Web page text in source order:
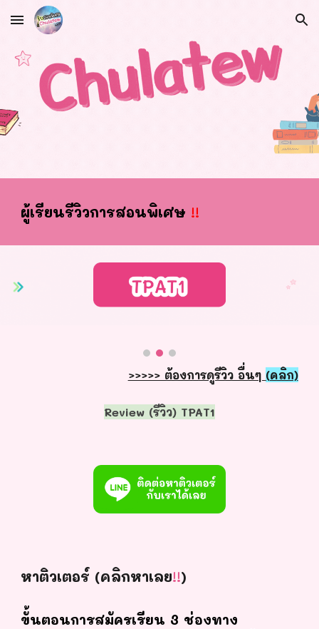
Skip to main content Skip to navigation
ผู้เรียนรีวิวการสอนพิเศษ !!
>>>>> ต้องการดูรีวิว อื่นๆ (คลิก)
Review (รีวิว) TPAT1
หาติวเตอร์ (คลิกหาเลย!!)
ขั้นตอนการสมัครเรียน 3 ช่องทาง